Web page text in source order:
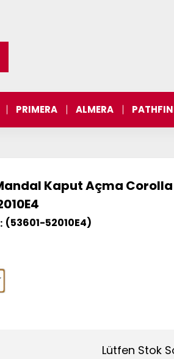
PRIMERA ALMERA
Kaput Açma Corolla
(53601-52010E4)
Lütfen Stok